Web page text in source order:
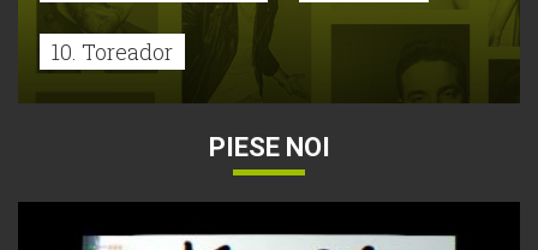
10. Toreador
PIESE NOI